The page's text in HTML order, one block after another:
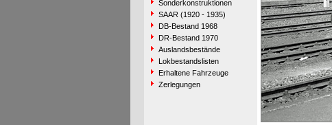
Sonderkonstruktionen
SAAR (1920 - 1935)
DB-Bestand 1968
DR-Bestand 1970
Auslandsbestände
Lokbestandslisten
Erhaltene Fahrzeuge
Zerlegungen